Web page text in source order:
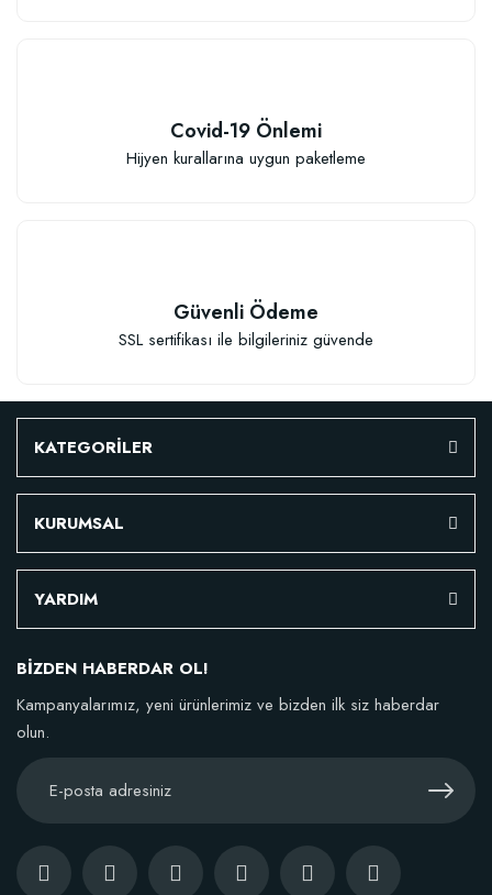
Covid-19 Önlemi
Hijyen kurallarına uygun paketleme
Güvenli Ödeme
SSL sertifikası ile bilgileriniz güvende
KATEGORİLER
KURUMSAL
YARDIM
BİZDEN HABERDAR OL!
Kampanyalarımız, yeni ürünlerimiz ve bizden ilk siz haberdar
olun.